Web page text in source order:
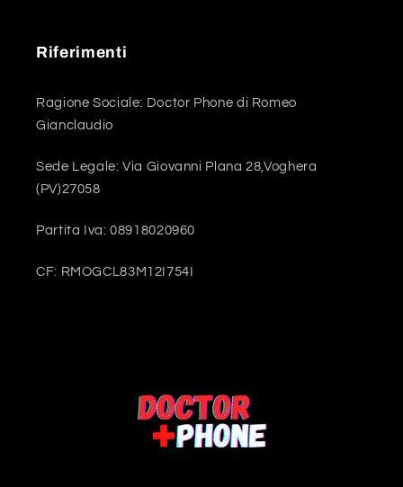
Riferimenti
Ragione Sociale: Doctor Phone di Romeo
Gianclaudio
Sede Legale: Via Giovanni Plana 28,Voghera
(PV)27058
Partita Iva: 08918020960
CF: RMOGCL83M12I754I